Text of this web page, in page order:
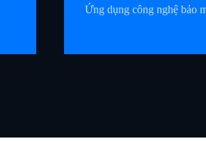
Ứng dụng công nghệ bảo